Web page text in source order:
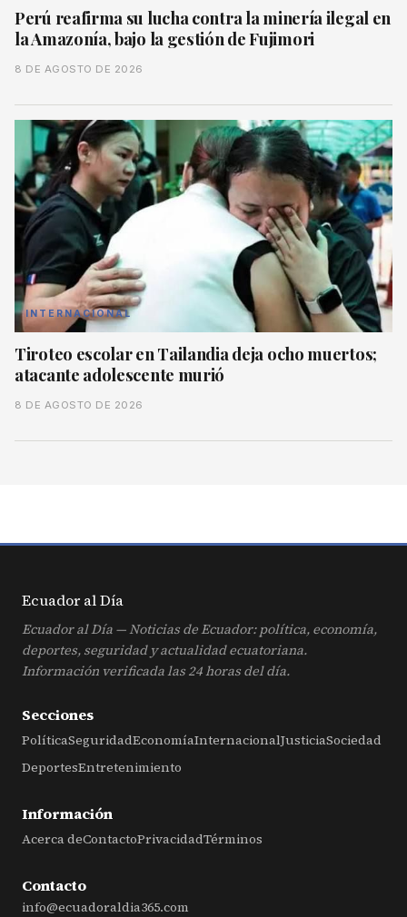
Perú reafirma su lucha contra la minería ilegal en
la Amazonía, bajo la gestión de Fujimori
8 DE AGOSTO DE 2026
INTERNACIONAL
Tiroteo escolar en Tailandia deja ocho muertos;
atacante adolescente murió
8 DE AGOSTO DE 2026
Ecuador alDía
Ecuador al Día — Noticias de Ecuador: política, economía,
deportes, seguridad y actualidad ecuatoriana.
Información verificada las 24 horas del día.
Secciones
PolíticaSeguridadEconomíaInternacionalJusticiaSociedad
DeportesEntretenimiento
Información
Acerca deContactoPrivacidadTérminos
Contacto
info@ecuadoraldia365.com